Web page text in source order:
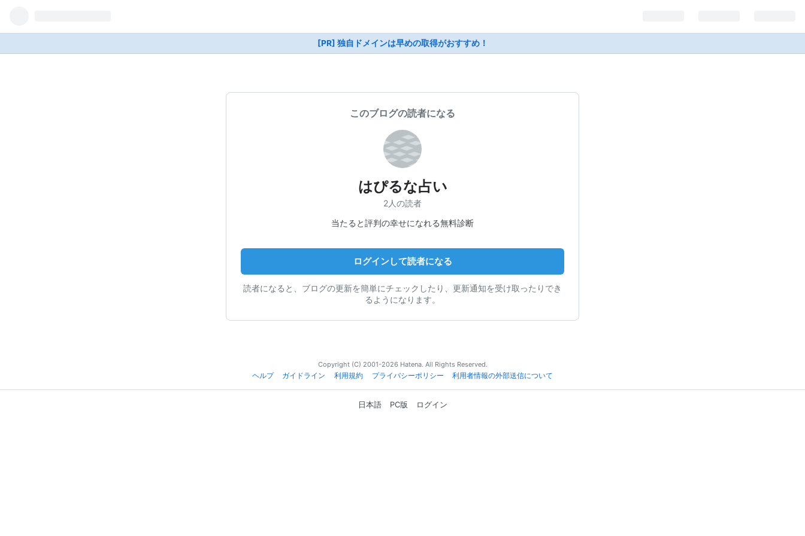
[PR] 独自ドメインは早めの取得がおすすめ！
このブログの読者になる
はぴるな占い
2人の読者
当たると評判の幸せになれる無料診断
ログインして読者になる
読者になると、ブログの更新を簡単にチェックしたり、更新通知を受け取ったりでき
るようになります。
Copyright (C) 2001-2026 Hatena. All Rights Reserved.
ヘルプ
ガイドライン 利用規約 プライバシーポリシー 利用者情報の外部送信について
日本語 PC版 ログイン